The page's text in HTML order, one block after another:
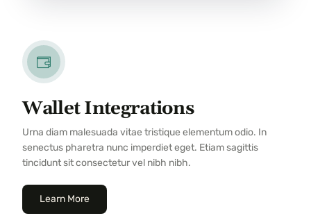
Wallet Integrations
Urna diam malesuada vitae tristique elementum odio. In
senectus pharetra nunc imperdiet eget. Etiam sagittis
tincidunt sit consectetur vel nibh nibh.
Learn More